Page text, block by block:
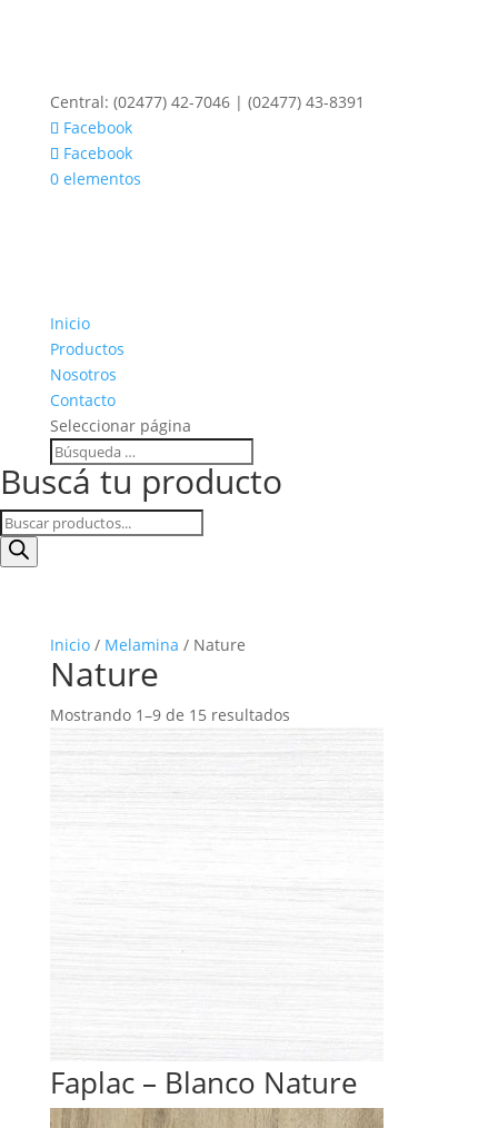
Central: (02477) 42-7046 | (02477) 43-8391
Facebook
Facebook
0 elementos
Inicio
Productos
Nosotros
Contacto
Seleccionar página
Buscá tu producto
Búsqueda
de
productos
Inicio/ Melamina / Nature
Nature
Mostrando 1–9 de 15 resultados
Faplac – Blanco Nature